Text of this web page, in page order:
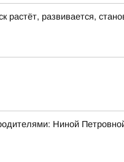
развивается,
Ниной